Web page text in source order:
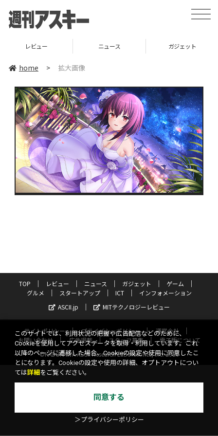
toggle
レビュー ニュース ガジェット
home > 拡大画像
TOP レビュー ニュース ガジェット
ゲーム
グルメ
スタートアップ ICT
インフォメーション
ASCII.jp
MITテクノロジーレビュー
サイトポリシー プライバシーポリシー
運営会社
お問い合わせ
広告掲載 スタッフ募集
電子版について
©KADOKAWA ASCII Research Laboratories, Inc. 2026
このサイトでは、利用状況の把握や広告配信などのために、
Cookieを使用してアクセスデータを取得・利用しています。これ
以降のページに遷移した場合、Cookieの設定や使用に同意したこ
とになります。Cookieの設定や使用の詳細、オプトアウトについ
ては詳細 をご覧ください。
同意する
＞プライバシーポリシー